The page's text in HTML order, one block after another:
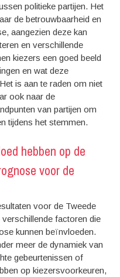
politieke partijen. Het
de betrouwbaarheid en
aangezien deze kan
en verschillende
kiezers een goed beeld
en wat deze
is aan te raden om niet
ook naar de
van partijen om
tijdens het stemmen.
hebben op de
voor de
voor de Tweede
factoren die
kunnen beïnvloeden.
meer de dynamiek van
gebeurtenissen of
op kiezersvoorkeuren,